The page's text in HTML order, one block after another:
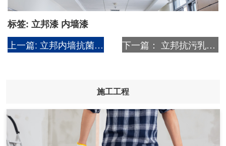
标签: 立邦漆 内墙漆
上一篇: 立邦内墙抗菌涂料案例之（深圳大学总医院） 下一篇： 立邦抗污乳胶漆案例效果图之（上海新虹桥国际医学中心）
施工工程